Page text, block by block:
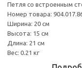
Петля со встроенным
Номер товара:
Ширина: 20 см
Высота: 15 см
Длина: 21 см
Вес: 0.21 кг